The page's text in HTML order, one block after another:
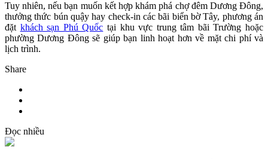
Tuy nhiên, nếu bạn muốn kết hợp khám phá chợ đêm Dương Đông,
thưởng thức bún quậy hay check-in các bãi biển bờ Tây, phương án
đặt khách sạn Phú Quốc tại khu vực trung tâm bãi Trường hoặc
phường Dương Đông sẽ giúp bạn linh hoạt hơn về mặt chi phí và
lịch trình.
Share
Đọc nhiều